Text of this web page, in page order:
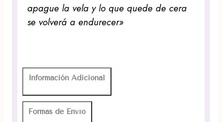
apague la vela y lo que quede de cera
se volverá a endurecer»
Información Adicional
Formas de Envío